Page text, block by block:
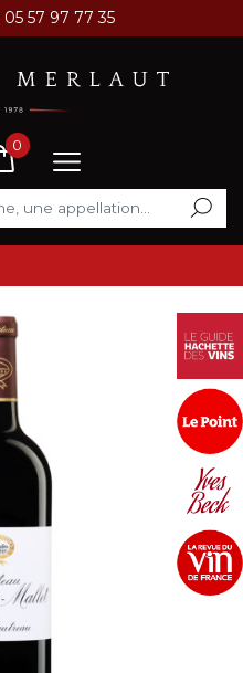
05 57 97 77 35
0